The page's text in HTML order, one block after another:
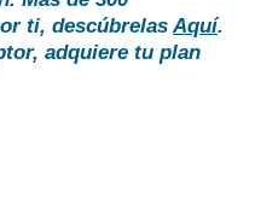
ti, descúbrelasAquí.
adquiere tu plan